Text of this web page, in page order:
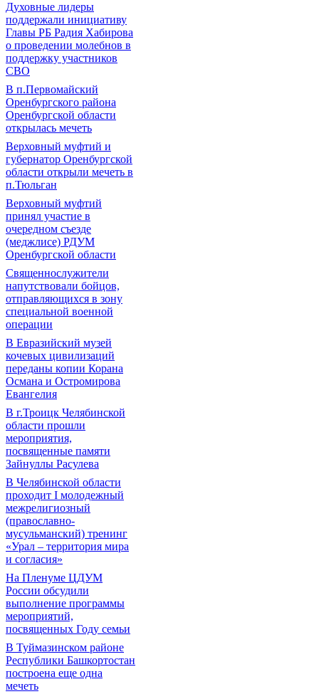
Духовные лидеры
поддержали инициативу
Главы РБ Радия Хабирова
о проведении молебнов в
поддержку участников
СВО
В п.Первомайский
Оренбургского района
Оренбургской области
открылась мечеть
Верховный муфтий и
губернатор Оренбургской
области открыли мечеть в
п.Тюльган
Верховный муфтий
принял участие в
очередном съезде
(меджлисе) РДУМ
Оренбургской области
Священнослужители
напутствовали бойцов,
отправляющихся в зону
специальной военной
операции
В Евразийский музей
кочевых цивилизаций
переданы копии Корана
Османа и Остромирова
Евангелия
В г.Троицк Челябинской
области прошли
мероприятия,
посвященные памяти
Зайнуллы Расулева
В Челябинской области
проходит I молодежный
межрелигиозный
(православно-
мусульманский) тренинг
«Урал – территория мира
и согласия»
На Пленуме ЦДУМ
России обсудили
выполнение программы
мероприятий,
посвященных Году семьи
В Туймазинском районе
Республики Башкортостан
построена еще одна
мечеть